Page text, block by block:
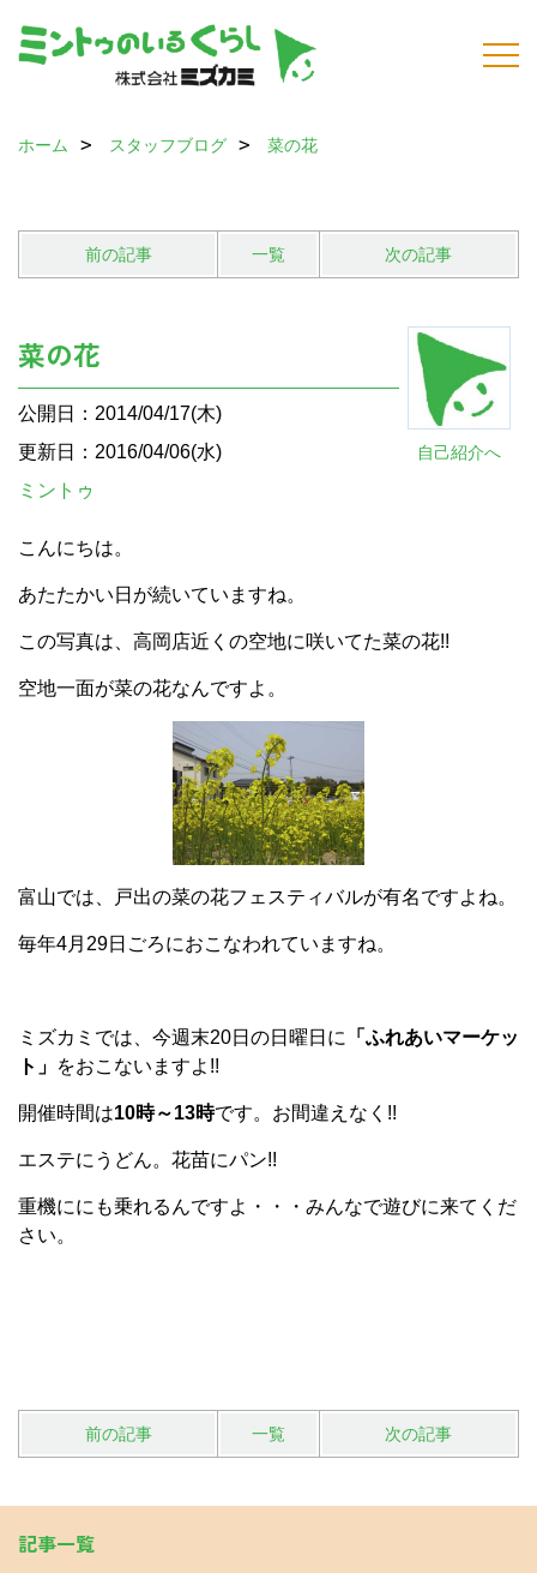
ホーム スタッフブログ 菜の花
前の記事 一覧 次の記事
自己紹介へ
菜の花
公開日：2014/04/17(木)
更新日：2016/04/06(水)
ミントゥ
こんにちは。
あたたかい日が続いていますね。
この写真は、高岡店近くの空地に咲いてた菜の花!!
空地一面が菜の花なんですよ。
富山では、戸出の菜の花フェスティバルが有名ですよね。
毎年4月29日ごろにおこなわれていますね。
ミズカミでは、今週末20日の日曜日に
「ふれあいマーケッ
ト」 をおこないますよ!!
開催時間は10時～13時です。お間違えなく!!
エステにうどん。花苗にパン!!
重機ににも乗れるんですよ・・・みんなで遊びに来てくだ
さい。
前の記事 一覧 次の記事
記事一覧